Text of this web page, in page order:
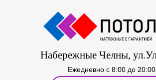
Набережные Челны,
Ежедневно c 8:00 до 20:00